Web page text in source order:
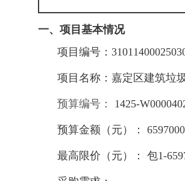
一、项目基本情况
项目编号：
项目名称： 嘉定区建筑垃
预算编号： 1425-
预算金额（元）：
最高限价（元）： 包1-